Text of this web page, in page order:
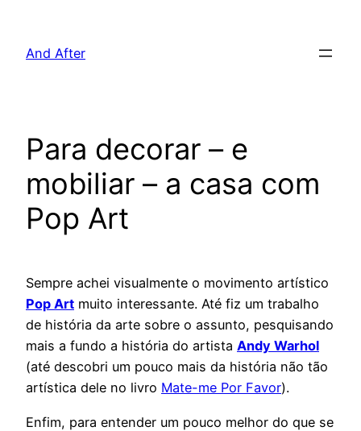
And After
Para decorar – e
mobiliar – a casa com
Pop Art
Sempre achei visualmente o movimento artístico
Pop Art muito interessante. Até fiz um trabalho
de história da arte sobre o assunto, pesquisando
mais a fundo a história do artista Andy Warhol
(até descobri um pouco mais da história não tão
artística dele no livro Mate-me Por Favor).
Enfim, para entender um pouco melhor do que se